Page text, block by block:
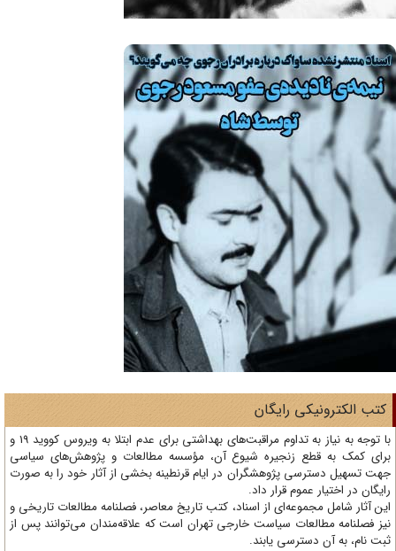
الکترونیکی رایگان
با توجه به نیاز به تداوم مراقبت‌های بهداشتی برای عدم ابتلا به ویروس کووید 19 و
کمک به قطع زنجیره شیوع آن، مؤسسه مطالعات و پژوهش‌های سیاسی
تسهیل دسترسی پژوهشگران در ایام قرنطینه بخشی از آثار خود را به صورت
در اختیار عموم قرار داد.
آثار شامل مجموعه‌ای از اسناد، کتب تاریخ معاصر، فصلنامه‌ مطالعات تاریخی و
فصلنامه مطالعات سیاست خارجی تهران است که علاقه‌مندان می‌توانند پس از
نام، به آن دسترسی یابند.